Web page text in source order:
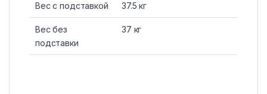
Вес с подставкой 37.5 кг
Вес без
подставки
37 кг